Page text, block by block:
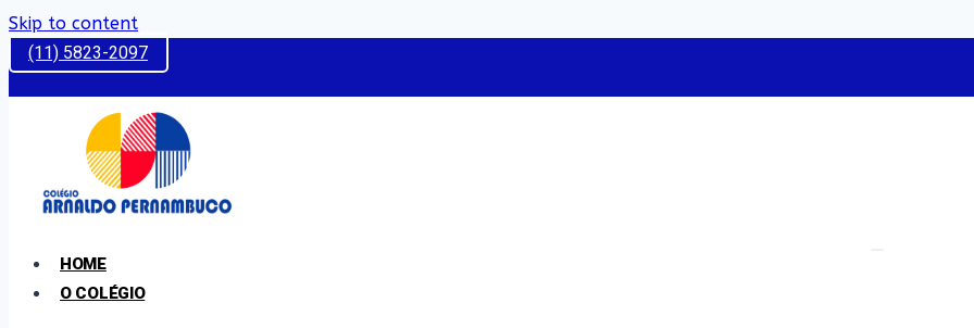
Skip to content
(11) 5823-2097
HOME
O COLÉGIO